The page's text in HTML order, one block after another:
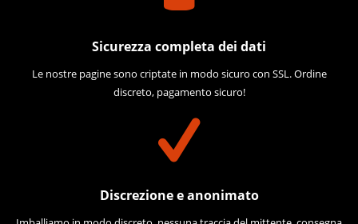
Sicurezza completa dei dati
Le nostre pagine sono criptate in modo sicuro con SSL. Ordine
discreto, pagamento sicuro!
Discrezione e anonimato